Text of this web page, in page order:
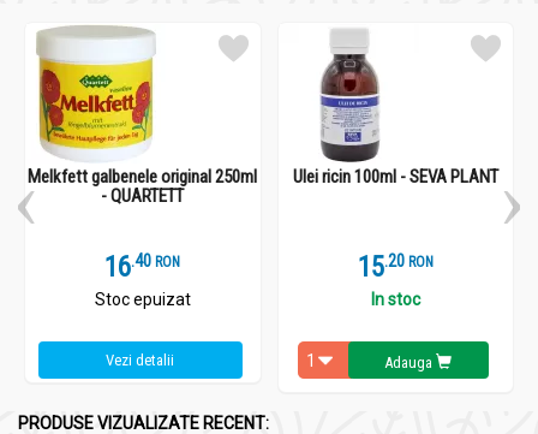
Melkfett galbenele original 250ml
- QUARTETT
16.4 RON
Stoc epuizat
Vezi detalii
Ulei ricin 100ml - SEVA PLANT
15.2 RON
In stoc
Adauga
PRODUSE VIZUALIZATE RECENT: